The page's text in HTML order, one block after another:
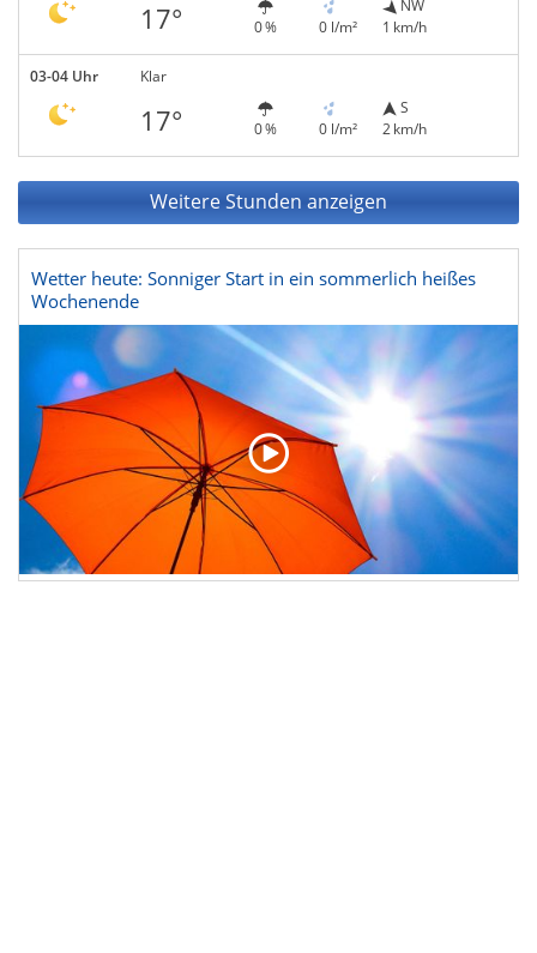
17° 0 % 0 l/m²
NW
1 km/h
03-04 Uhr Klar
17° 0 % 0 l/m²
S
2 km/h
Weitere Stunden anzeigen
Wetter heute: Sonniger Start in ein sommerlich heißes
Wochenende